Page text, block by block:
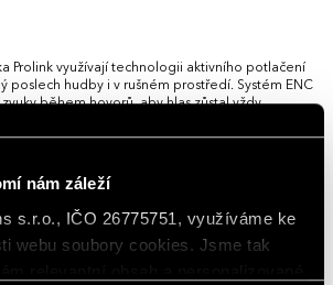
nám záleží
s.r.o., IČO 26775751, využíváme ke
webu soubory cookies. Jsme tak
Prolink využívají technologii aktivního potlačení
poslech hudby i v rušném prostředí. Systém ENC
během hovorů, aby hlas zůstal vždy
na jedno nabití. Tělo sluchátek i nabíjecí
Produkt lze opatřit potiskem dle vašich